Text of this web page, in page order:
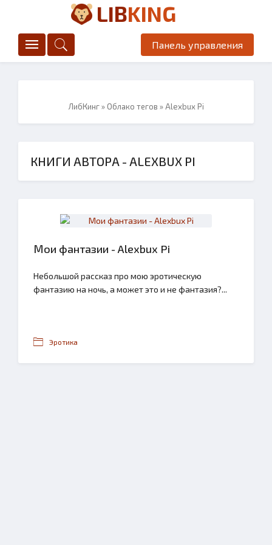
LIBKING
Панель управления
ЛибКинг» Облако тегов » Alexbux Pi
КНИГИ АВТОРА - ALEXBUX PI
Мои фантазии - Alexbux Pi
Небольшой рассказ про мою эротическую
фантазию на ночь, а может это и не фантазия?...
Эротика